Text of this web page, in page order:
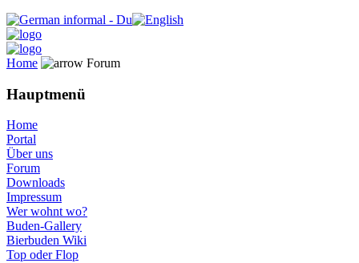
Home Forum
Hauptmenü
Home
Portal
Über uns
Forum
Downloads
Impressum
Wer wohnt wo?
Buden-Gallery
Bierbuden Wiki
Top oder Flop